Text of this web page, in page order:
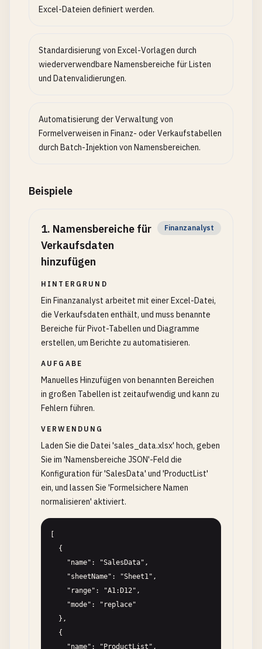
Excel-Dateien definiert werden.
Standardisierung von Excel-Vorlagen durch
wiederverwendbare Namensbereiche für Listen
und Datenvalidierungen.
Automatisierung der Verwaltung von
Formelverweisen in Finanz- oder Verkaufstabellen
durch Batch-Injektion von Namensbereichen.
Beispiele
1. Namensbereiche für
Verkaufsdaten
hinzufügen
Finanzanalyst
HINTERGRUND
Ein Finanzanalyst arbeitet mit einer Excel-Datei,
die Verkaufsdaten enthält, und muss benannte
Bereiche für Pivot-Tabellen und Diagramme
erstellen, um Berichte zu automatisieren.
AUFGABE
Manuelles Hinzufügen von benannten Bereichen
in großen Tabellen ist zeitaufwendig und kann zu
Fehlern führen.
VERWENDUNG
Laden Sie die Datei 'sales_data.xlsx' hoch, geben
Sie im 'Namensbereiche JSON'-Feld die
Konfiguration für 'SalesData' und 'ProductList'
ein, und lassen Sie 'Formelsichere Namen
normalisieren' aktiviert.